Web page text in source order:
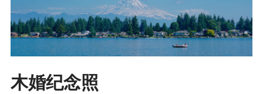
木婚纪念照